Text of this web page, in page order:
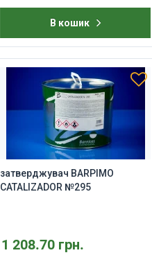
В кошик
затверджувач BARPIMO
CATALIZADOR №295
1 208.70 грн.